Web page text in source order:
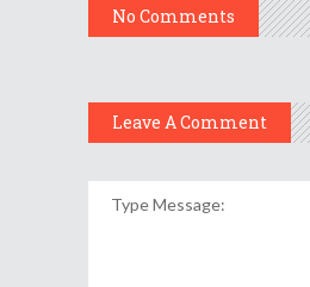
No Comments
Leave A Comment